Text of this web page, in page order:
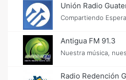
Unión Radio
Compartiendo
Antigua FM 91.3
Nuestra música,
Radio Redención